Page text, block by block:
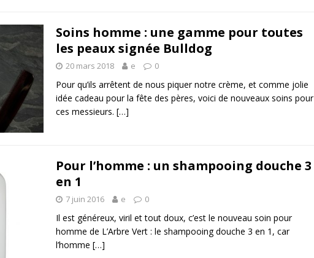
Soins homme : une gamme pour toutes
les peaux signée Bulldog
20 mars 2018 e 0
Pour qu’ils arrêtent de nous piquer notre crème, et comme jolie
idée cadeau pour la fête des pères, voici de nouveaux soins pour
ces messieurs. […]
Pour l’homme : un shampooing douche 3
en 1
7 juin 2016 e 0
Il est généreux, viril et tout doux, c’est le nouveau soin pour
homme de L’Arbre Vert : le shampooing douche 3 en 1, car
l’homme […]